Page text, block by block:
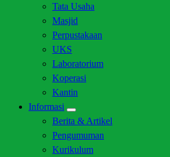
Tata Usaha
Masjid
Perpustakaan
UKS
Laboratorium
Koperasi
Kantin
Informasi
Berita & Artikel
Pengumuman
Kurikulum